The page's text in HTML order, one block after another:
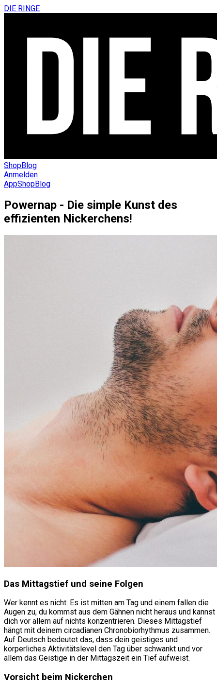
DIE RINGE
ShopBlog
Anmelden
AppShopBlog
Powernap - Die simple Kunst des
effizienten Nickerchens!
Das Mittagstief und seine Folgen
Wer kennt es nicht: Es ist mitten am Tag und einem fallen die
Augen zu, du kommst aus dem Gähnen nicht heraus und kannst
dich vor allem auf nichts konzentrieren. Dieses Mittagstief
hängt mit deinem circadianen Chronobiorhythmus zusammen.
Auf Deutsch bedeutet das, dass dein geistiges und
körperliches Aktivitätslevel den Tag über schwankt und vor
allem das Geistige in der Mittagszeit ein Tief aufweist.
Vorsicht beim Nickerchen